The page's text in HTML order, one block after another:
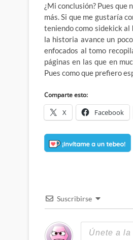
¿Mi conclusión? Pues que
más. Si que me gustaría
teniendo como sidekick al
la historia avance un
enfocados al tomo
páginas en las que en
Pues como que prefiero
Comparte esto:
X Facebook
Suscribirse